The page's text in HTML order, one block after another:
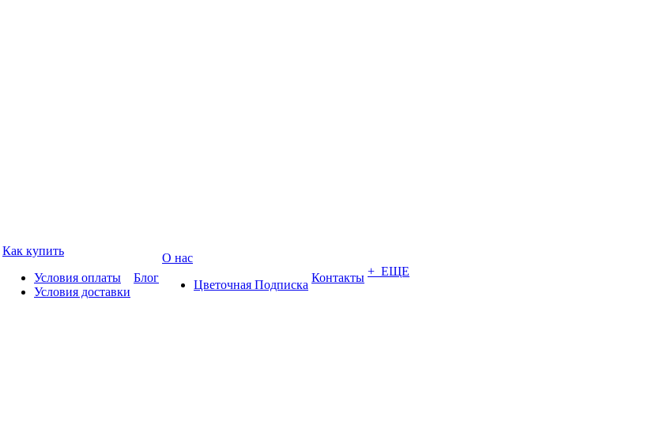
Как купить
Условия оплаты
Условия доставки
Блог
О нас
Цветочная Подписка
Контакты + ЕЩЕ